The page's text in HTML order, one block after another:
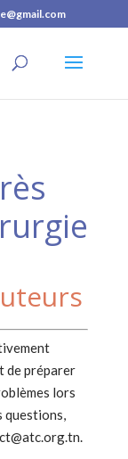
de préparer
lors
questions,